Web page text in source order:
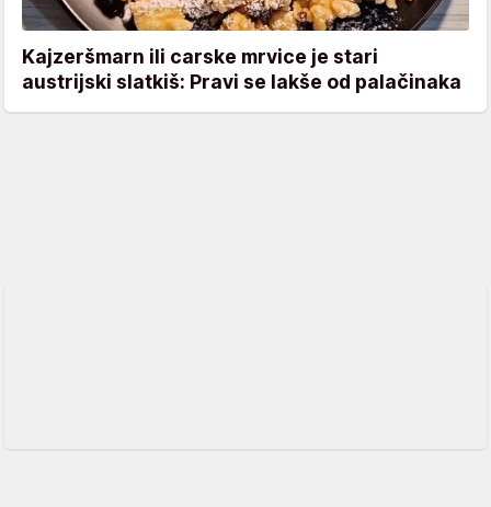
Kajzeršmarn ili carske mrvice je stari
austrijski slatkiš: Pravi se lakše od palačinaka